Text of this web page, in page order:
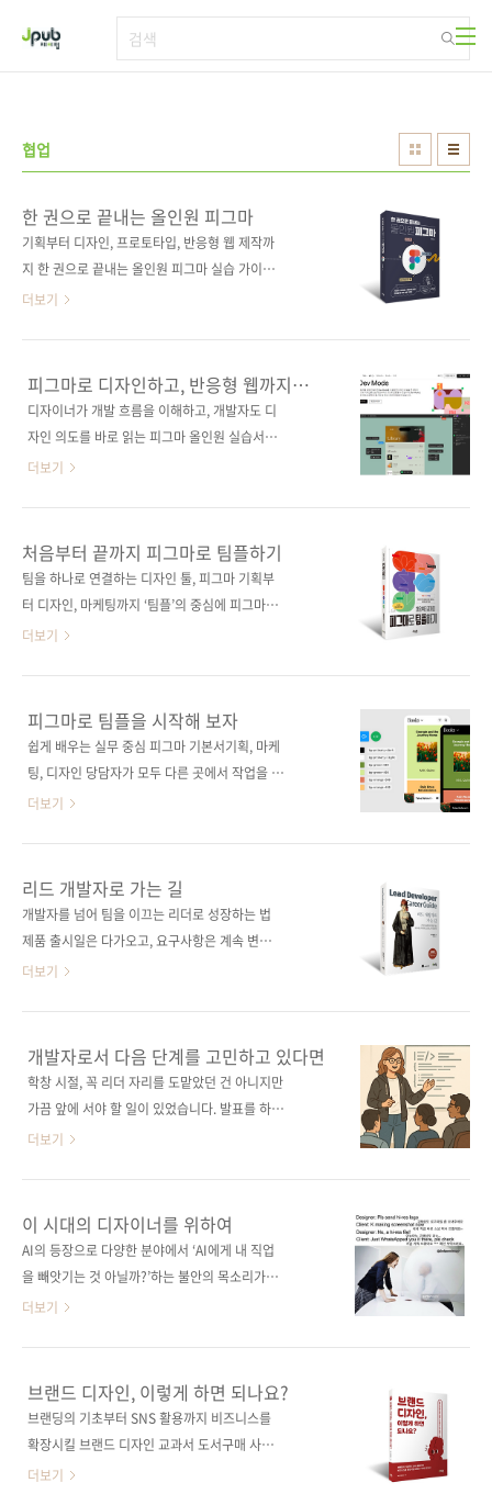
협업
한 권으로 끝내는 올인원 피그마
기획부터 디자인, 프로토타입, 반응형 웹 제작까
지 한 권으로 끝내는 올인원 피그마 실습 가이드!
이 책은 단순한 도구 설명서가 아니다. 기획자,
은 실제 예제를 직접 만들며, 팀 프로젝트에서 바
로 활용할 수 있는 협업 스킬을 익힐 수 있다. 처
음 배우는 사람도 쉽게 따라 하고, 실무자는 곧바
인터페이스와 2025 Figma Config 업데이트
내용을 반영했다. 이 책 한 권이면 피그마 입문부
도서구매 사이트(가나다순) [교보문고] [도서11
번가] [알라딘] [예스이십사] [쿠팡] 전자책 구매
사이트..
더보기
피그마로 디자인하고, 반응형 웹까지
만드는 시대
디자이너가 개발 흐름을 이해하고, 개발자도 디
자인 의도를 바로 읽는 피그마 올인원 실습서가
온다.피그마(https://www.figma.com/)가 매
지 이어지는 ‘웹 제작 플랫폼’으로 자리 잡고 있
습니다. 하지만 막상 시작하려고 하면 이런 고민
이 한 번쯤 떠오르죠. “피그마로 코드까지 만든
변수, Dev Mode… 대체 어디서부터 배워야 하
지?”“디자이너는 디자인, 개발자는 개발만 하면
→ 디자인 → 프로토타입 → 반응형 웹 제작까지
한 권으로 따라 할 수 있는 실전형 안내서가 곧
출간됩니다. 이 책은 단..
더보기
처음부터 끝까지 피그마로 팀플하기
팀을 하나로 연결하는 디자인 툴, 피그마 기획부
터 디자인, 마케팅까지 ‘팀플’의 중심에 피그마가
있다. 기획자는 아이디어를 시각화하고, 디자이
사의 일상이 되었다. 이 책은 피그마를 처음 접하
는 사람도 자연스럽게 실무에서 피그마를 시작
할 수 있게 하는 피그마 입문서다. 오토레이아웃,
버즈와 AI 기능까지 실제 업무에 바로 적용할 수
있는 예제를 통해 단계별로 익힐 수 있다. 도서구
[알라딘] [예스이십사] [쿠팡] 전자책 구매 사이
트(가나다순)[교보문고] [구글북스] [리디북스]
[알라딘] [예스이십사] ..
더보기
피그마로 팀플을 시작해 보자
쉽게 배우는 실무 중심 피그마 기본서기획, 마케
팅, 디자인 당담자가 모두 다른 곳에서 작업을 하
다 보면 자연스럽게 소통의 단절이 생기기 마련
해 줍니다. 팀의 기획자, 마케터, 디자이너 모두
가 하나의 파일에서, 프로젝트의 시작부터 끝까
지 한 화면에서 함께할 수 있기 때문입니다. 하지
루기는 어렵고, 각자의 역할도 다르다 보니 ‘기초
를 어떻게 배워야 할지' 고민이 생기게 됩니다.
요는 없습니다. 각자의 역할에 따라 익혀야 하는
기능도 자연스럽게 달라지기 때문입니다. 기획
자는 아이디어를 구조화하고 화면 흐름을 잡는
데 필요한 최..
더보기
리드 개발자로 가는 길
개발자를 넘어 팀을 이끄는 리더로 성장하는 법
제품 출시일은 다가오고, 요구사항은 계속 변한
다. 개발팀의 방향이 흔들릴 때, 위기를 기회로
과 프로젝트를 함께 설계할 수 있는 리드 개발자
를 간절히 찾고 있다. 이 책은 개발자에서 팀을
이끄는 리드 개발자로 성장하기 위한 실전 가이
과의 소통, 팀 멘토링, 건설적인 피드백 전달까지
핵심 역량을 담았다. 한국어판 부록에는 한국 리
리와 실질적인 조언을 함께 전한다. 리드 개발자
로서 팀의 중심이 되어 성과를 이끌고 싶은 모든
개발자를 위한 필독서다. 도서구매 사이트(가나
다순)..
더보기
개발자로서 다음 단계를 고민하고 있다면
학창 시절, 꼭 리더 자리를 도맡았던 건 아니지만
가끔 앞에 서야 할 일이 있었습니다. 발표를 하거
나 팀플을 이끄는 일이 아주 낯설지는 않았죠. 그
일이라 생각해본 적도 없습니다. 굉장히 막중한
책임감으로 머리를 싸맸던 기억이 있습니다. 이
번에 제이펍에서 출간하는 《리드 개발자로 가
어떻게 준비할 수 있는지, 그 과정을 구체적으로
보여주는 책입니다. 기술적인 역량은 물론이고,
정을 이해하고 관계를 정돈하는 법까지 다루며,
‘리더십’이란 타고나는 성격이 아니라 훈련 가능
한 능력이라는 걸 자연스럽게 느낄 수 있습니다.
..
더보기
이 시대의 디자이너를 위하여
AI의 등장으로 다양한 분야에서 ‘AI에게 내 직업
을 빼앗기는 것 아닐까?’하는 불안의 목소리가
들려옵니다. 특히 창작의 영역에서 생성형
랜드 정체성 구축까지 다양한 디자인 영역을 휩
쓸고 있다고 해도 과언이 아닙니다. 그렇다고 손
을 놓고 있을 수만 없죠. 이런 격변의 시기, 고
기 위해’ 앞으로 디자이너가 갖추어야 할 덕목은
더보기
브랜드 디자인, 이렇게 하면 되나요?
브랜딩의 기초부터 SNS 활용까지 비즈니스를
확장시킬 브랜드 디자인 교과서 도서구매 사이
트(가나다순) [교보문고] [도서11번가] [알라딘]
더보기